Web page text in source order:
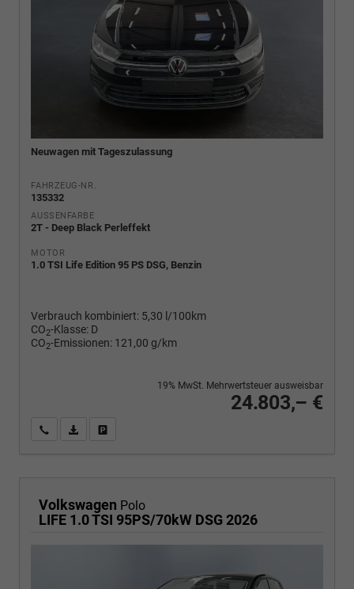
Neuwagen mit Tageszulassung
FAHRZEUG-NR.
135332
AUSSENFARBE
2T - Deep Black Perleffekt
MOTOR
1.0 TSI Life Edition 95 PS DSG, Benzin
Verbrauch kombiniert: 5,30 l/100km
CO2-Klasse: D
CO2-Emissionen: 121,00 g/km
24.803,– €
19% MwSt. Mehrwertsteuer ausweisbar
Wir rufen Sie anPDF-Fahrzeugexposé drucken
Volkswagen Polo
LIFE 1.0 TSI 95PS/70kW DSG 2026